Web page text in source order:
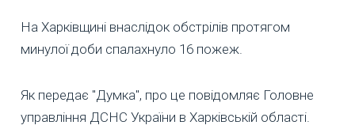
На Харківщині внаслідок обстрілів протягом
минулої доби спалахнуло 16 пожеж.
Як передає "Думка", про це повідомляє Головне
управління ДСНС України в Харківській області.